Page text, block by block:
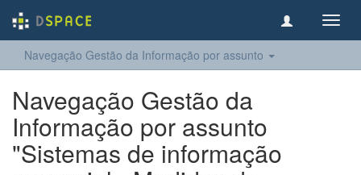
Navegação Gestão da Informação por assunto
Navegação Gestão da
Informação por assunto
"Sistemas de informação